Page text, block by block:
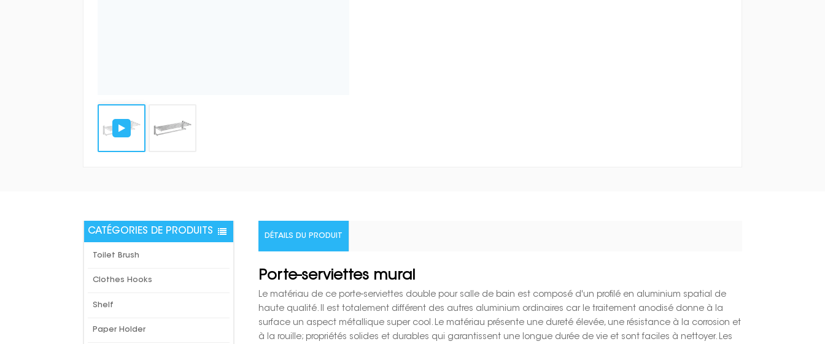
CATÉGORIES DE PRODUITS
Toilet Brush
Clothes Hooks
Shelf
Paper Holder
DÉTAILS DU PRODUIT
Porte-serviettes mural
Le matériau de ce porte-serviettes double pour salle de bain est composé d'un profilé en aluminium spatial de
haute qualité. Il est totalement différent des autres aluminium ordinaires car le traitement anodisé donne à la
surface un aspect métallique super cool. Le matériau présente une dureté élevée, une résistance à la corrosion et
à la rouille; propriétés solides et durables qui garantissent une longue durée de vie et sont faciles à nettoyer. Les